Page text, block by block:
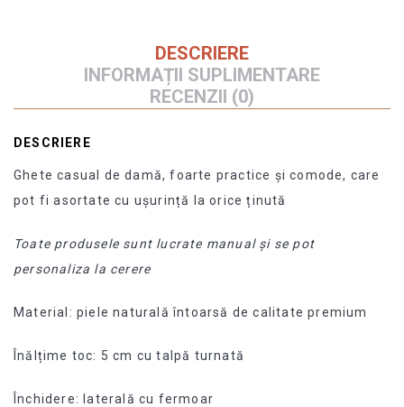
DESCRIERE
INFORMAȚII SUPLIMENTARE
RECENZII (0)
DESCRIERE
Ghete casual de damă, foarte practice și comode, care
pot fi asortate cu ușurință la orice ținută
Toate produsele sunt lucrate manual și se pot
personaliza la cerere
Material: piele naturală întoarsă de calitate premium
Înălțime toc: 5 cm cu talpă turnată
Închidere: laterală cu fermoar